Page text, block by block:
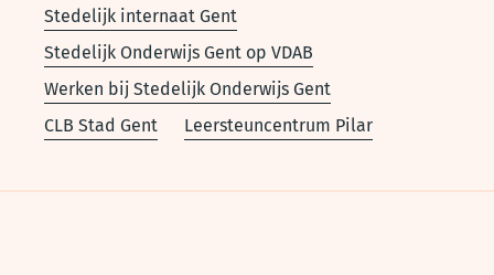
Stedelijk internaat Gent
Stedelijk Onderwijs Gent op VDAB
Werken bij Stedelijk Onderwijs Gent
CLB Stad Gent
Leersteuncentrum Pilar